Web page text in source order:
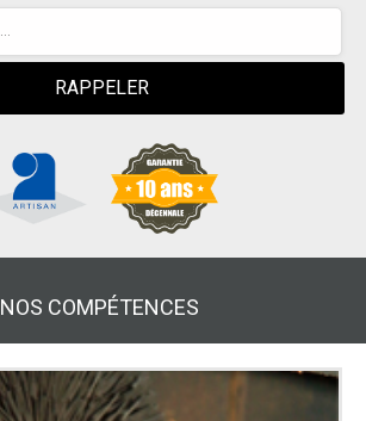
NOS COMPÉTENCES